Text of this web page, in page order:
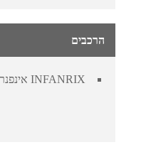
הרכבים
INFANRIX אינפנריקס